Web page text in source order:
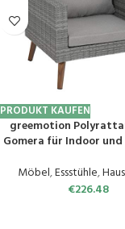
PRODUKT KAUFEN
greemotion
Gomera für Indoor
strapazierfähigem
Dining-Sessel mit
Möbel,Essstühle,
€226.48